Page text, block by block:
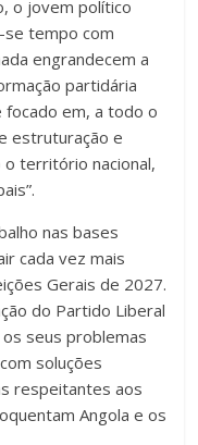
o jovem político
se tempo com
engrandecem a
partidária
focado em, a todo o
estruturação e
território nacional,
nas bases
cada vez mais
Gerais de 2027.
do Partido Liberal
seus problemas
soluções
respeitantes aos
Angola e os